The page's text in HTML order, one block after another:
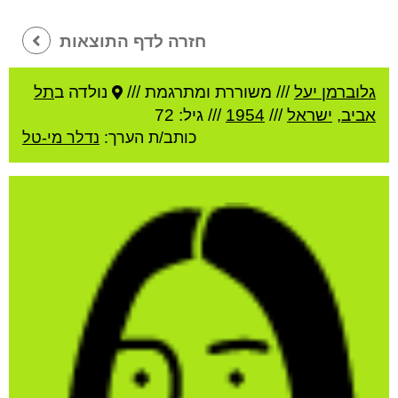
חזרה לדף התוצאות
גלוברמן יעל/// משוררת ומתרגמת /// נולדה בתל
אביב, ישראל///
1954 /// גיל: 72
כותב/ת הערך: נדלר מי-טל